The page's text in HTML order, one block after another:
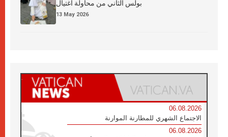
بولس الثاني من محاولة اغتيال
13 May 2026
06.08.2026
الاجتماع الشهري للمطارنة الموارنة
06.08.2026